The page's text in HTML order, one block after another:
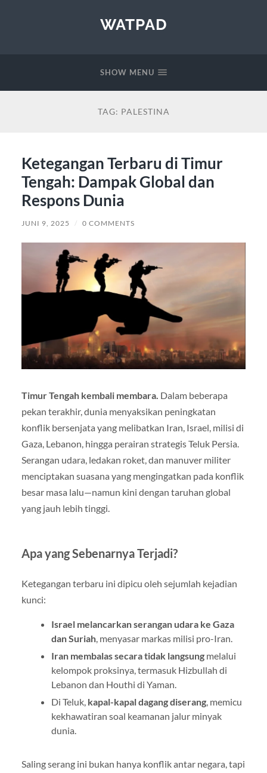
WATPAD
SHOW MENU
TAG: PALESTINA
Ketegangan Terbaru di Timur
Tengah: Dampak Global dan
Respons Dunia
JUNI 9, 2025 / 0 COMMENTS
Timur Tengah kembali membara. Dalam beberapa
pekan terakhir, dunia menyaksikan peningkatan
konflik bersenjata yang melibatkan Iran, Israel, milisi di
Gaza, Lebanon, hingga perairan strategis Teluk Persia.
Serangan udara, ledakan roket, dan manuver militer
menciptakan suasana yang mengingatkan pada konflik
besar masa lalu—namun kini dengan taruhan global
yang jauh lebih tinggi.
Apa yang Sebenarnya Terjadi?
Ketegangan terbaru ini dipicu oleh sejumlah kejadian
kunci:
Israel melancarkan serangan udara ke Gaza
dan Suriah, menyasar markas milisi pro-Iran.
Iran membalas secara tidak langsungmelalui
kelompok proksinya, termasuk Hizbullah di
Lebanon dan Houthi di Yaman.
Di Teluk, kapal-kapal dagang diserang, memicu
kekhawatiran soal keamanan jalur minyak
dunia.
Saling serang ini bukan hanya konflik antar negara, tapi